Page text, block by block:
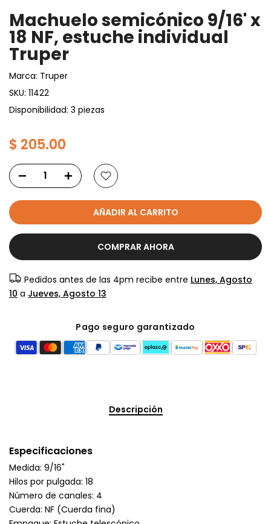
Machuelo semicónico 9/16' x
18 NF, estuche individual
Truper
Marca: Truper
SKU: 11422
Disponibilidad: 3 piezas
$ 205.00
AÑADIR AL CARRITO
COMPRAR AHORA
Pedidos antes de las 4pm recibe entre Lunes, Agosto
10 a Jueves, Agosto 13
Pago seguro garantizado
Descripción
Especificaciones
Medida: 9/16"
Hilos por pulgada: 18
Número de canales: 4
Cuerda: NF (Cuerda fina)